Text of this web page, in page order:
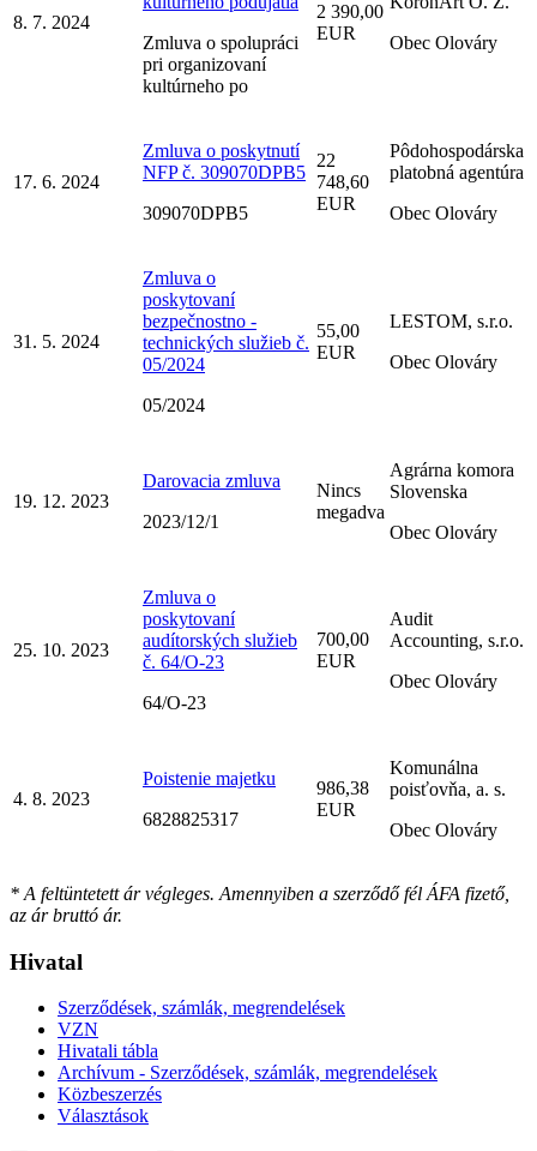
8. 7. 2024
Zmluva o spolupráci
pri organizovaní
kultúrneho po
2 390,00
EUR
Obec Olováry
17. 6. 2024
Zmluva o poskytnutí
NFP č. 309070DPB5
309070DPB5
22
748,60
EUR
Pôdohospodárska
platobná agentúra
Obec Olováry
31. 5. 2024
Zmluva o
poskytovaní
bezpečnostno -
technických služieb č.
05/2024
05/2024
55,00
EUR
LESTOM, s.r.o.
Obec Olováry
19. 12. 2023
Darovacia zmluva
2023/12/1
Nincs
megadva
Agrárna komora
Slovenska
Obec Olováry
25. 10. 2023
Zmluva o
poskytovaní
audítorských služieb
č. 64/O-23
64/O-23
700,00
EUR
Audit
Accounting, s.r.o.
Obec Olováry
4. 8. 2023
Poistenie majetku
6828825317
986,38
EUR
Komunálna
poisťovňa, a. s.
Obec Olováry
* A feltüntetett ár végleges. Amennyiben a szerződő fél ÁFA fizető,
az ár bruttó ár.
Hivatal
Szerződések, számlák, megrendelések
VZN
Hivatali tábla
Archívum - Szerződések, számlák, megrendelések
Közbeszerzés
Választások